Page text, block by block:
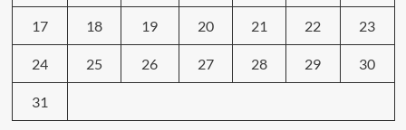
17 18 19 20 21 22 23
24 25 26 27 28 29 30
31